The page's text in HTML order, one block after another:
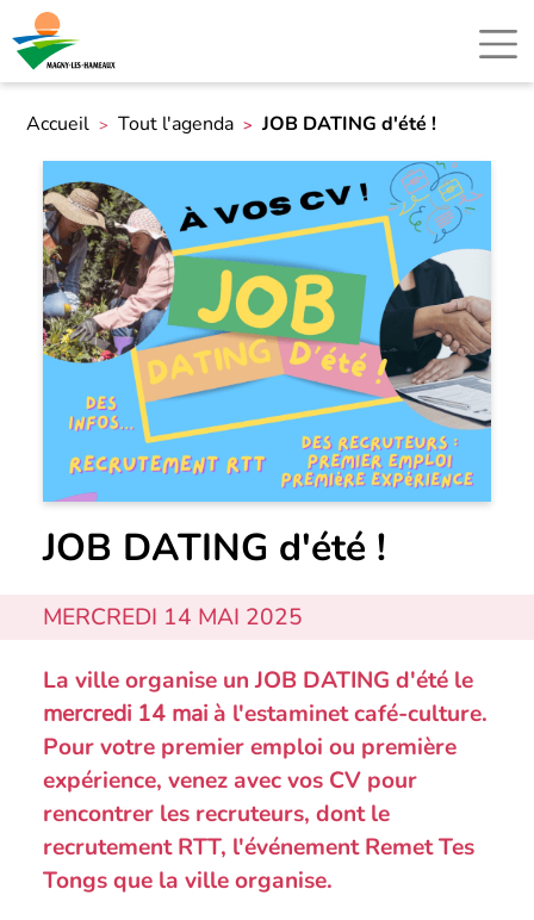
Accueil Tout l'agenda JOB DATING d'été !
JOB DATING d'été !
MERCREDI 14 MAI 2025
La ville organise un JOB DATING d'été le
mercredi 14 maià l'estaminet café-culture.
Pour votre premier emploi ou première
expérience, venez avec vos CV pour
rencontrer les recruteurs, dont le
recrutement RTT, l'événement Remet Tes
Tongs que la ville organise.